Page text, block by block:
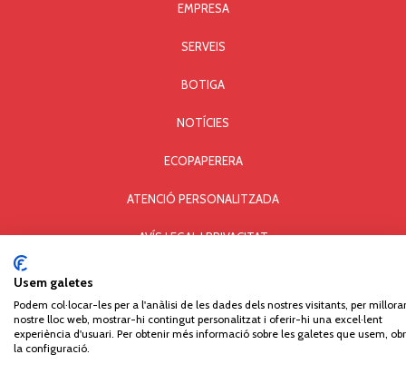
EMPRESA
SERVEIS
BOTIGA
NOTÍCIES
ECOPAPERERA
ATENCIÓ PERSONALITZADA
AVÍS LEGAL I PRIVACITAT
Comercial Paperera i Materials d'Oficina, S.L. © Copyright - All rights reserved. Carrer Can
Pau Birol, 14 - Pol. Ind. Mas Xirgu - 17005 GIRONA - Tel. 972 406 301 - Fax 972 405 930
Usem galetes
Podem col·locar-les per a l'anàlisi de les dades dels nostres visitants, per
nostre lloc web, mostrar-hi contingut personalitzat i oferir-hi una excel·lent
experiència d'usuari. Per obtenir més informació sobre les galetes que usem,
la configuració.